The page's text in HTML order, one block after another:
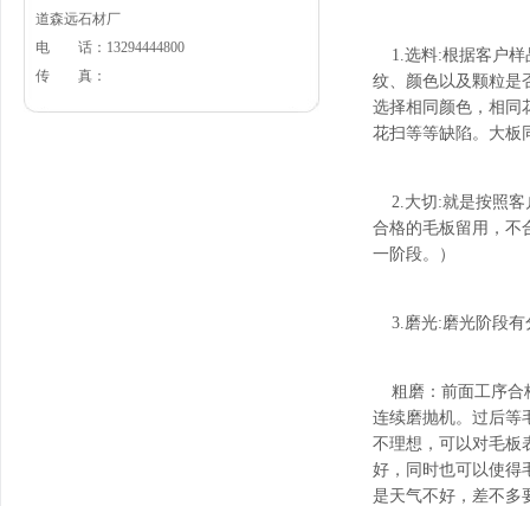
道森远石材厂
电 话：13294444800
传 真：
1.选料:根据客户样
纹、颜色以及颗粒是
选择相同颜色，相同
花扫等等缺陷。大板
2.大切:就是按照客
合格的毛板留用，不
一阶段。）
3.磨光:磨光阶段有
粗磨：前面工序合
连续磨抛机。过后等
不理想，可以对毛板
好，同时也可以使得
是天气不好，差不多